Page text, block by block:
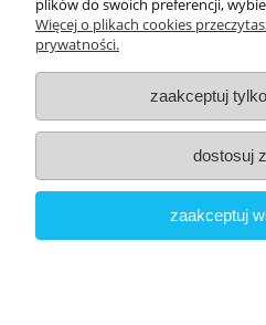
Moje
O
Copyright © 2022 Electronic
Wszystkie
plików do swoich preferencji,
Więcej o plikach cookies
prywatności.
zaakceptuj
dostosuj
zaakceptuj